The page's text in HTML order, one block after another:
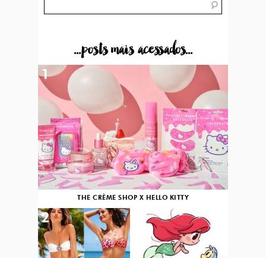
...posts mais acessados...
THE CRÈME SHOP X HELLO KITTY
1
2 3